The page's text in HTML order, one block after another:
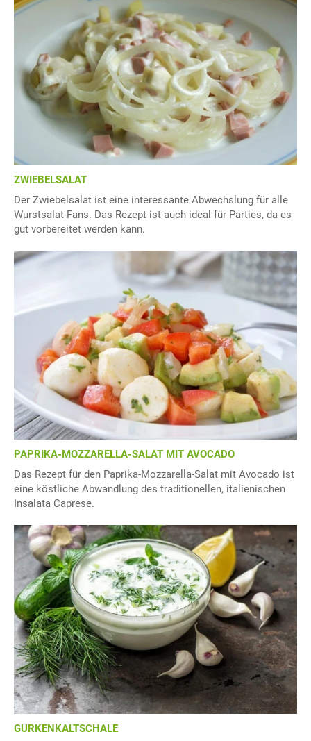
ZWIEBELSALAT
Der Zwiebelsalat ist eine interessante Abwechslung für alle
Wurstsalat-Fans. Das Rezept ist auch ideal für Parties, da es
gut vorbereitet werden kann.
PAPRIKA-MOZZARELLA-SALAT MIT AVOCADO
Das Rezept für den Paprika-Mozzarella-Salat mit Avocado ist
eine köstliche Abwandlung des traditionellen, italienischen
Insalata Caprese.
GURKENKALTSCHALE